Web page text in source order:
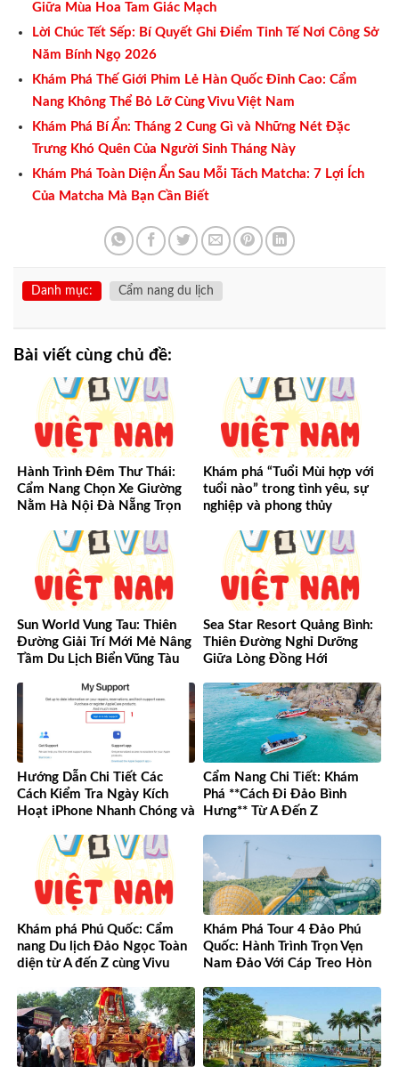
Giữa Mùa Hoa Tam Giác Mạch
Lời Chúc Tết Sếp: Bí Quyết Ghi Điểm Tinh Tế Nơi Công Sở
Năm Bính Ngọ 2026
Khám Phá Thế Giới Phim Lẻ Hàn Quốc Đỉnh Cao: Cẩm
Nang Không Thể Bỏ Lỡ Cùng Vivu Việt Nam
Khám Phá Bí Ẩn: Tháng 2 Cung Gì và Những Nét Đặc
Trưng Khó Quên Của Người Sinh Tháng Này
Khám Phá Toàn Diện Ẩn Sau Mỗi Tách Matcha: 7 Lợi Ích
Của Matcha Mà Bạn Cần Biết
Danh mục: Cẩm nang du lịch
Bài viết cùng chủ đề:
Hành Trình Đêm Thư Thái:
Cẩm Nang Chọn Xe Giường
Nằm Hà Nội Đà Nẵng Trọn
Khám phá “Tuổi Mùi hợp với
tuổi nào” trong tình yêu, sự
nghiệp và phong thủy
Sun World Vung Tau: Thiên
Đường Giải Trí Mới Mẻ Nâng
Tầm Du Lịch Biển Vũng Tàu
Sea Star Resort Quảng Bình:
Thiên Đường Nghỉ Dưỡng
Giữa Lòng Đồng Hới
Hướng Dẫn Chi Tiết Các
Cách Kiểm Tra Ngày Kích
Hoạt iPhone Nhanh Chóng và
Cẩm Nang Chi Tiết: Khám
Phá **Cách Đi Đảo Bình
Hưng** Từ A Đến Z
Khám phá Phú Quốc: Cẩm
nang Du lịch Đảo Ngọc Toàn
diện từ A đến Z cùng Vivu
Khám Phá Tour 4 Đảo Phú
Quốc: Hành Trình Trọn Vẹn
Nam Đảo Với Cáp Treo Hòn